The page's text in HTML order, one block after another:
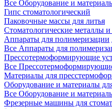
Все Оборудование и
Гипс стоматологический
Паковочные массы для литья
Стоматологические металлы
Аппараты для полимеризации
Все Аппараты для
Прессотермоформирующие
Все
Материалы для
Оборудование и материалы
Все Оборудование и
Фрезерные машины для